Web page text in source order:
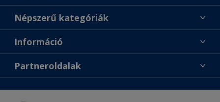
Találj egy színt
Üzlet keresése
Oldaltérkép
Népszerű kategóriák
Festési tanácsok
Inspiráció
Termékek
Információ
Színpontosság
Hozzáférhetőség
Partneroldalak
Dulux